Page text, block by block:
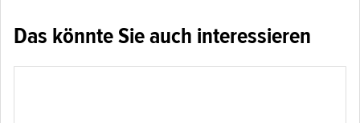
Das könnte Sie auch interessieren